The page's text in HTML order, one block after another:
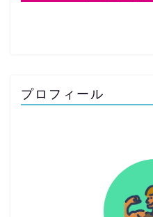
プロフィール